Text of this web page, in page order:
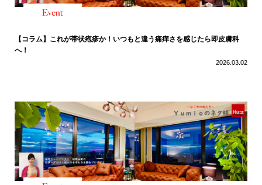
【コラム】これが帯状疱疹か！いつもと違う痛痒さを感じたら即皮膚科
へ！
2026.03.02